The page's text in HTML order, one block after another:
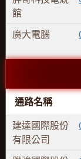
館
廣大電腦
通路名稱
建達國際股份
有限公司